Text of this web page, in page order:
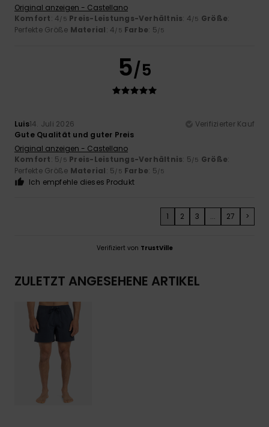
Original anzeigen - Castellano
Komfort: 4/5 Preis-Leistungs-Verhältnis: 4/5 Größe:
Perfekte Größe Material: 4/5 Farbe: 5/5
5/5
Luis14. Juli 2026
Verifizierter Kauf
Gute Qualität und guter Preis
Original anzeigen - Castellano
Komfort: 5/5 Preis-Leistungs-Verhältnis: 5/5 Größe:
Perfekte Größe Material: 5/5 Farbe: 5/5
Ich empfehle dieses Produkt
1 2 3 ... 27 >
Verifiziert von TrustVille
ZULETZT ANGESEHENE ARTIKEL